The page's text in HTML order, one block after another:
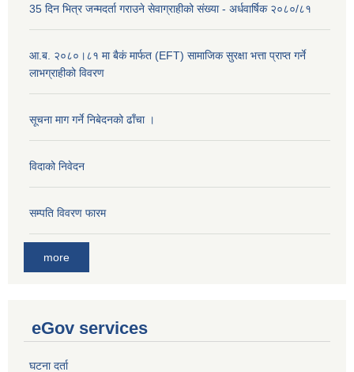
35 दिन भित्र जन्मदर्ता गराउने सेवाग्राहीको संख्या - अर्धवार्षिक २०८०/८१
आ.ब. २०८०।८१ मा बैकं मार्फत (EFT) सामाजिक सुरक्षा भत्ता प्राप्त गर्ने
लाभग्राहीको विवरण
सूचना माग गर्ने निबेदनको ढाँचा ।
विदाको निवेदन
सम्पति विवरण फारम
more
eGov services
घटना दर्ता